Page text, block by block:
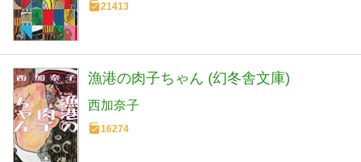
21413
漁港の肉子ちゃん (幻冬舎文庫)
西加奈子
16274